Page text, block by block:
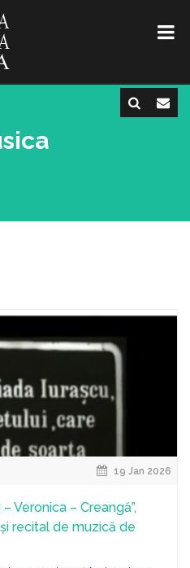
19 Jan 2026
Veronica – Creangă”,
recital de muzică de